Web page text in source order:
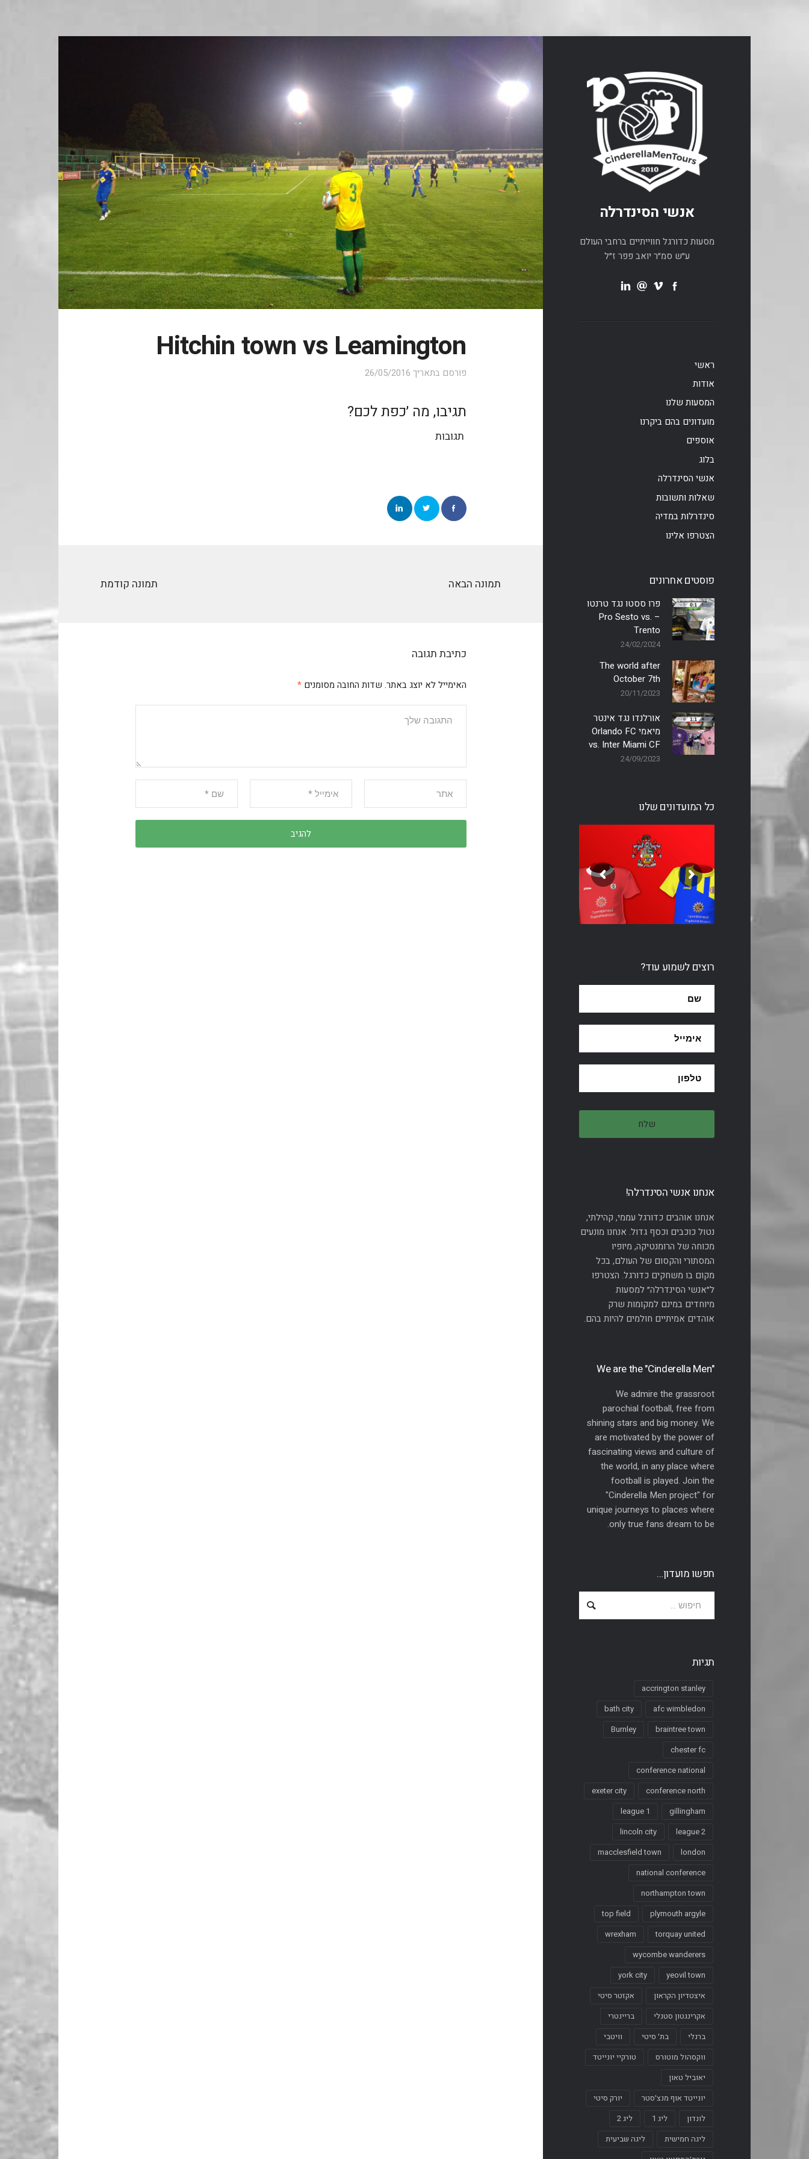
אנשי הסינדרלה
מסעות כדורגל חווייתיים ברחבי העולם
ע״ש סמ״ר יואב פפר ז״ל
ראשי
אודות
המסעות שלנו
מועדונים בהם ביקרנו
אוספים
בלוג
אנשי הסינדרלה
שאלות ותשובות
סינדרלות במדיה
הצטרפו אלינו
פוסטים אחרונים
פרו ססטו נגד טרנטו
– Pro Sesto vs.
Trento
24/02/2024
The world after
October 7th
20/11/2023
אורלנדו נגד אינטר
מיאמי Orlando FC
vs. Inter Miami CF
24/09/2023
כל המועדונים שלנו
רוצים לשמוע עוד?
אנחנו אנשי הסינדרלה!
אנחנו אוהבים כדורגל עממי, קהילתי,
נטול כוכבים וכסף גדול. אנחנו מונעים
מכוחה של הרומנטיקה, מיופיו
המסתורי והקסום של העולם, בכל
מקום בו משחקים כדורגל. הצטרפו
ל״אנשי הסינדרלה״ למסעות
מיוחדים במינם למקומות שרק
אוהדים אמיתיים חולמים להיות בהם.
"We are the "Cinderella Men
We admire the grassroot
parochial football, free from
shining stars and big money. We
are motivated by the power of
fascinating views and culture of
the world, in any place where
football is played. Join the
"Cinderella Men project" for
unique journeys to places where
only true fans dream to be.
חפשו מועדון…
תגיות
accrington stanley
afc wimbledon
bath city
braintree town
Burnley
chester fc
conference national
conference north
exeter city
gillingham
league 1
league 2
lincoln city
london
macclesfield town
national conference
northampton town
plymouth argyle
top field
torquay united
wrexham
wycombe wanderers
yeovil town
york city
איצטדיון הקראון
אקזטר סיטי
אקרינגטון סטנלי
בריינטרי
ברנלי
בת׳ סיטי
וויטבי
ווקסהול מוטורס
טורקיי יונייטד
יאוביל טאון
יונייטד אוף מנצ׳סטר
יורק סיטי
לונדון
ליג 1
ליג 2
ליגה חמישית
ליגה שביעית
Hitchin town vs Leamington
פורסם בתאריך 26/05/2016
תגיבו, מה ׳כפת לכם?
תגובות
תמונה קודמת תמונה הבאה
כתיבת תגובה
האימייל לא יוצג באתר. שדות החובה מסומנים*